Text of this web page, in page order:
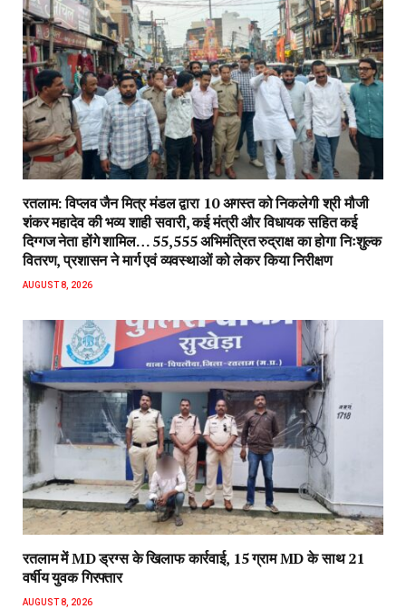
रतलाम: विप्लव जैन मित्र मंडल द्वारा 10 अगस्त को निकलेगी श्री मौजी
शंकर महादेव की भव्य शाही सवारी, कई मंत्री और विधायक सहित कई
दिग्गज नेता होंगे शामिल… 55,555 अभिमंत्रित रुद्राक्ष का होगा निःशुल्क
वितरण, प्रशासन ने मार्ग एवं व्यवस्थाओं को लेकर किया निरीक्षण
AUGUST 8, 2026
रतलाम में MD ड्रग्स के खिलाफ कार्रवाई, 15 ग्राम MD के साथ 21
वर्षीय युवक गिरफ्तार
AUGUST 8, 2026